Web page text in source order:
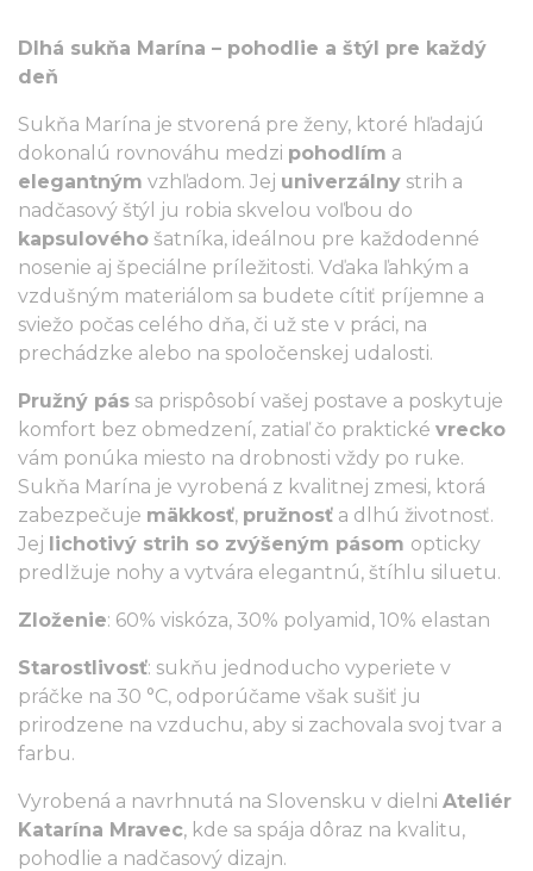
Dlhá sukňa Marína – pohodlie a štýl pre každý
deň
Sukňa Marína je stvorená pre ženy, ktoré hľadajú
dokonalú rovnováhu medzi pohodlím a
elegantným vzhľadom. Jej univerzálny strih a
nadčasový štýl ju robia skvelou voľbou do
kapsulového šatníka, ideálnou pre každodenné
nosenie aj špeciálne príležitosti. Vďaka ľahkým a
vzdušným materiálom sa budete cítiť príjemne a
sviežo počas celého dňa, či už ste v práci, na
prechádzke alebo na spoločenskej udalosti.
Pružný pás sa prispôsobí vašej postave a poskytuje
komfort bez obmedzení, zatiaľ čo praktické vrecko
vám ponúka miesto na drobnosti vždy po ruke.
Sukňa Marína je vyrobená z kvalitnej zmesi, ktorá
zabezpečuje mäkkosť, pružnosť a dlhú životnosť.
Jej lichotivý strih so zvýšeným pásom opticky
predlžuje nohy a vytvára elegantnú, štíhlu siluetu.
Zloženie: 60% viskóza, 30% polyamid, 10% elastan
Starostlivosť: sukňu jednoducho vyperiete v
práčke na 30 °C, odporúčame však sušiť ju
prirodzene na vzduchu, aby si zachovala svoj tvar a
farbu.
Vyrobená a navrhnutá na Slovensku v dielni Ateliér
Katarína Mravec, kde sa spája dôraz na kvalitu,
pohodlie a nadčasový dizajn.